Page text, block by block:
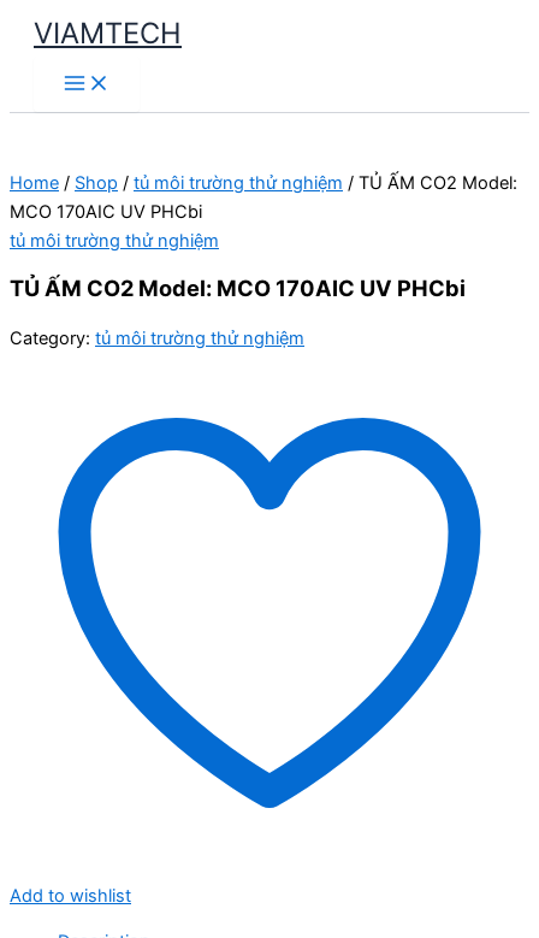
Skip
content
VIAMTECH
Main
Menu
Home / Shop / tủ môi trường thử nghiệm / TỦ ẤM CO2 Model:
MCO 170AIC UV PHCbi
tủ môi trường thử nghiệm
TỦ ẤM CO2 Model: MCO 170AIC UV PHCbi
Category: tủ môi trường thử nghiệm
Add to wishlist